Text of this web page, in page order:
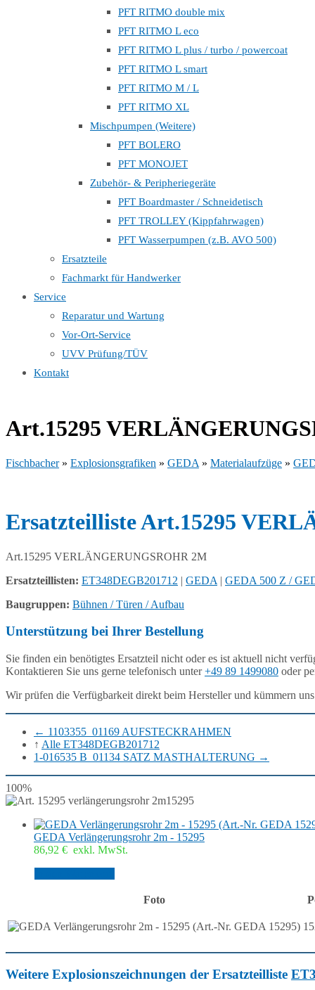
PFT RITMO double mix
PFT RITMO L eco
PFT RITMO L plus / turbo / powercoat
PFT RITMO L smart
PFT RITMO M / L
PFT RITMO XL
Mischpumpen (Weitere)
PFT BOLERO
PFT MONOJET
Zubehör- & Peripheriegeräte
PFT Boardmaster / Schneidetisch
PFT TROLLEY (Kippfahrwagen)
PFT Wasserpumpen (z.B. AVO 500)
Ersatzteile
Fachmarkt für Handwerker
Service
Reparatur und Wartung
Vor-Ort-Service
UVV Prüfung/TÜV
Kontakt
Art.15295
Fischbacher» Explosionsgrafiken » GEDA » Materialaufzüge »
Ersatzteilliste Art.15295
Art.15295 VERLÄNGERUNGSROHR 2M
Ersatzteillisten: ET348DEGB201712 | GEDA | GEDA 500 Z /
Baugruppen: Bühnen / Türen / Aufbau
Unterstützung bei Ihrer Bestellung
Sie finden ein benötigtes Ersatzteil nicht oder es ist aktuell nicht
Kontaktieren Sie uns gerne telefonisch unter+49 89 1499080 oder
Wir prüfen die Verfügbarkeit direkt beim Hersteller und kümmern
← 1103355_01169 AUFSTECKRAHMEN
↑ Alle ET348DEGB201712
1-016535 B_01134 SATZ MASTHALTERUNG →
100%
15295
GEDA Verlängerungsrohr 2m - 15295
86,92 € exkl. MwSt.
Foto
Weitere Explosionszeichnungen der Ersatzteilliste